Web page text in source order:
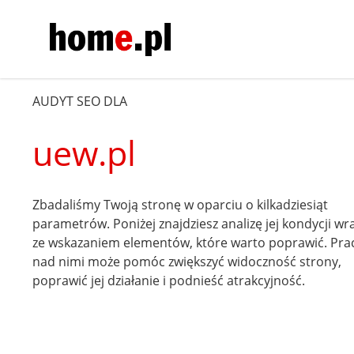
AUDYT SEO DLA
uew.pl
Zbadaliśmy Twoją stronę w oparciu o kilkadziesiąt
parametrów. Poniżej znajdziesz analizę jej kondycji
ze wskazaniem elementów, które warto poprawić.
nad nimi może pomóc zwiększyć widoczność strony,
poprawić jej działanie i podnieść atrakcyjność.